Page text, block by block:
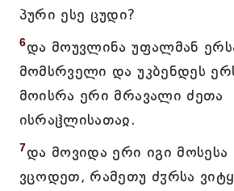
პური ესე ცუდი?
6და მოუვლინა უფალმან
მომსრველი და უკბენდეს
მოისრა ერი მრავალი ძეთა
ისრაჱლისათაჲ.
7და მოვიდა ერი იგი
ვცოდეთ, რამეთუ ძჳრსა